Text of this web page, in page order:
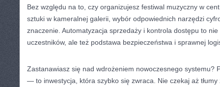
Bez względu na to, czy organizujesz festiwal muzyczny w
sztuki w kameralnej galerii, wybór odpowiednich narzędzi
znaczenie. Automatyzacja sprzedaży i kontrola dostępu to
uczestników, ale też podstawa bezpieczeństwa i sprawnej
Zastanawiasz się nad wdrożeniem nowoczesnego systemu?
— to inwestycja, która szybko się zwraca. Nie czekaj aż